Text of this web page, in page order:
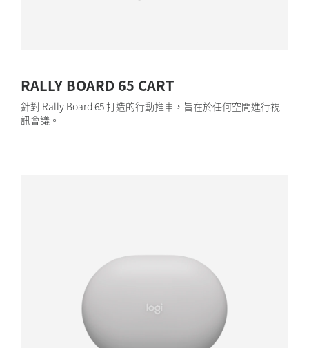
RALLY BOARD 65 CART
針對 Rally Board 65 打造的行動推車，旨在於任何空間進行視
訊會議。